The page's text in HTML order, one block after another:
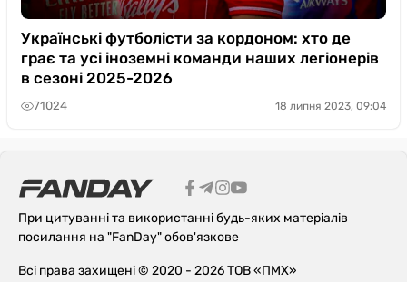
Українські футболісти за кордоном: хто де
грає та усі іноземні команди наших легіонерів
в сезоні 2025-2026
71024 18 липня 2023, 09:04
При цитуванні та використанні будь-яких матеріалів
посилання на "FanDay" обов'язкове
Всі права захищені © 2020 - 2026 ТОВ «ПМХ»